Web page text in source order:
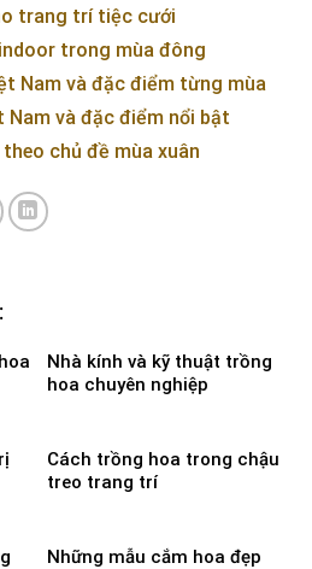
trang trí tiệc cưới
trong mùa đông
Nam và đặc điểm từng mùa
Nam và đặc điểm nổi bật
chủ đề mùa xuân
Nhà kính và kỹ thuật trồng
hoa chuyên nghiệp
Cách trồng hoa trong chậu
treo trang trí
Những mẫu cắm hoa đẹp